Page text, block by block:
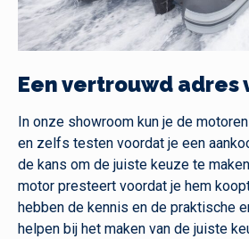
Een vertrouwd adres
In onze showroom kun je de
en zelfs testen voordat je een
de kans om de juiste keuze te
motor presteert voordat je hem
hebben de kennis en de praktische
helpen bij het maken van de juiste